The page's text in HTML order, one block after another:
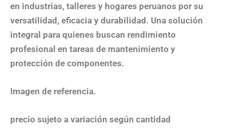
en industrias, talleres y hogares peruanos por su
versatilidad, eficacia y durabilidad. Una solución
integral para quienes buscan rendimiento
profesional en tareas de mantenimiento y
protección de componentes.
Imagen de referencia.
precio sujeto a variación según cantidad